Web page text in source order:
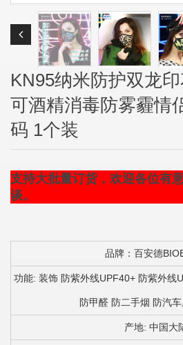
KN95纳米防护双龙
可酒精消毒防雾霾情
码 1个装
支持大批量订货，欢迎各位有
谈。
品牌：百安德
功能: 装饰 防紫外线UPF40+ 防紫外线
防甲醛 防二手烟 防汽
产地: 中国大